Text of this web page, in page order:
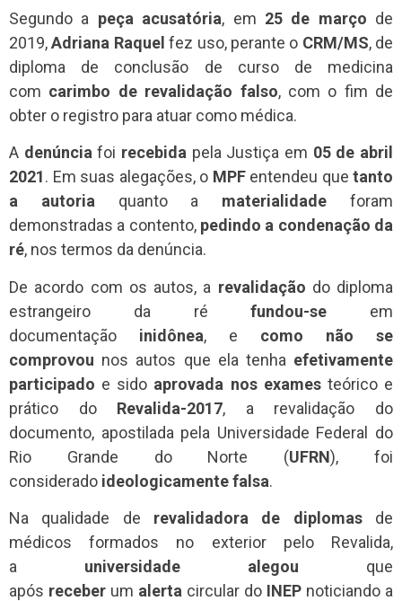
Segundo a peça acusatória, em 25 de março de
2019,Adriana Raquel fez uso, perante o CRM/MS, de
diploma de conclusão de curso de medicina
com carimbo de revalidação falso, com o fim de
obter o registro para atuar como médica.
A denúnciafoi recebida pela Justiça em 05 de abril
2021. Em suas alegações, o MPFentendeu que tanto
a autoriaquanto a materialidade foram
demonstradas a contento, pedindo a condenação da
ré, nos termos da denúncia.
De acordo com os autos, a revalidação do diploma
estrangeiro da réfundou-se em
documentação inidônea, e como não se
comprovou nos autos que ela tenha efetivamente
participado e sido aprovada nos examesteórico e
prático do Revalida-2017, a revalidação do
documento, apostilada pela Universidade Federal do
Rio Grande do Norte (UFRN), foi
considerado ideologicamente falsa.
Na qualidade de revalidadora de diplomasde
médicos formados no exterior pelo Revalida,
a universidade alegou que
após receber um alerta circular do INEP noticiando a